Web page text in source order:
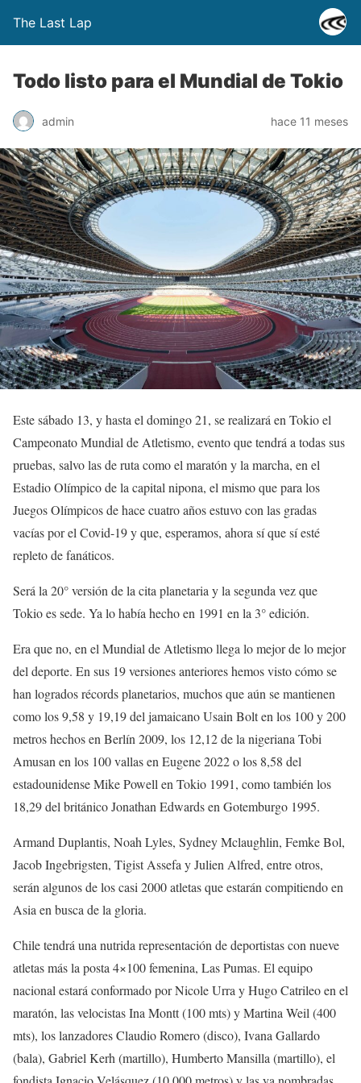
The Last Lap
Todo listo para el Mundial de Tokio
admin hace 11 meses
Este sábado 13, y hasta el domingo 21, se realizará en Tokio el
Campeonato Mundial de Atletismo, evento que tendrá a todas sus
pruebas, salvo las de ruta como el maratón y la marcha, en el
Estadio Olímpico de la capital nipona, el mismo que para los
Juegos Olímpicos de hace cuatro años estuvo con las gradas
vacías por el Covid-19 y que, esperamos, ahora sí que sí esté
repleto de fanáticos.
Será la 20° versión de la cita planetaria y la segunda vez que
Tokio es sede. Ya lo había hecho en 1991 en la 3° edición.
Era que no, en el Mundial de Atletismo llega lo mejor de lo mejor
del deporte. En sus 19 versiones anteriores hemos visto cómo se
han logrados récords planetarios, muchos que aún se mantienen
como los 9,58 y 19,19 del jamaicano Usain Bolt en los 100 y 200
metros hechos en Berlín 2009, los 12,12 de la nigeriana Tobi
Amusan en los 100 vallas en Eugene 2022 o los 8,58 del
estadounidense Mike Powell en Tokio 1991, como también los
18,29 del británico Jonathan Edwards en Gotemburgo 1995.
Armand Duplantis, Noah Lyles, Sydney Mclaughlin, Femke Bol,
Jacob Ingebrigsten, Tigist Assefa y Julien Alfred, entre otros,
serán algunos de los casi 2000 atletas que estarán compitiendo en
Asia en busca de la gloria.
Chile tendrá una nutrida representación de deportistas con nueve
atletas más la posta 4×100 femenina, Las Pumas. El equipo
nacional estará conformado por Nicole Urra y Hugo Catrileo en el
maratón, las velocistas Ina Montt (100 mts) y Martina Weil (400
mts), los lanzadores Claudio Romero (disco), Ivana Gallardo
(bala), Gabriel Kerh (martillo), Humberto Mansilla (martillo), el